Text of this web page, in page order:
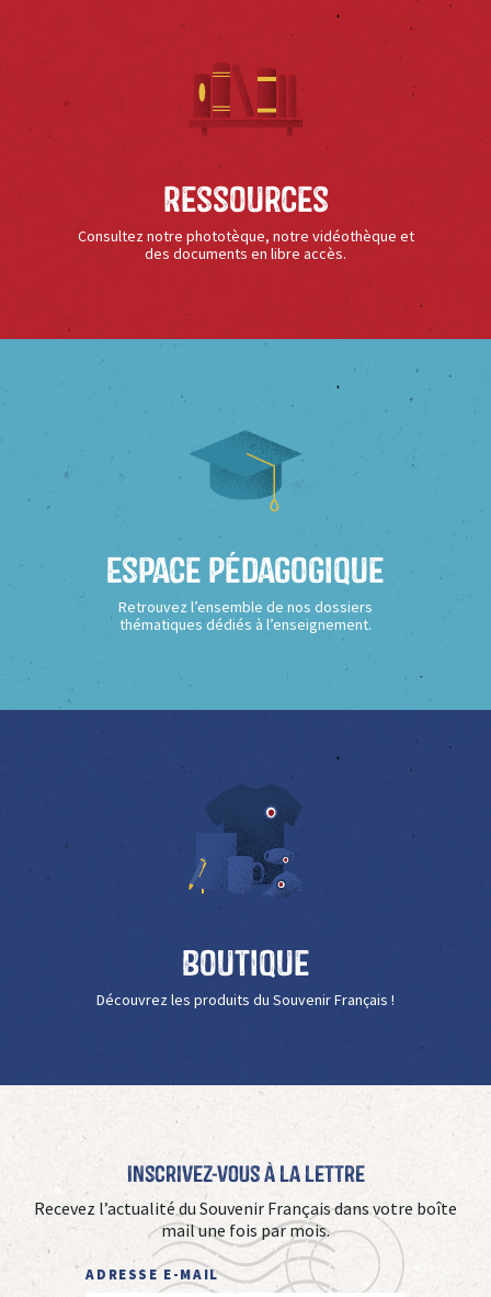
Ressources
Consultez notre phototèque, notre vidéothèque et
des documents en libre accès.
Espace Pédagogique
Retrouvez l’ensemble de nos dossiers
thématiques dédiés à l’enseignement.
Boutique
Découvrez les produits du Souvenir Français !
Inscrivez-vous à La Lettre
Recevez l’actualité du Souvenir Français dans votre boîte
mail une fois par mois.
ADRESSE E-MAIL